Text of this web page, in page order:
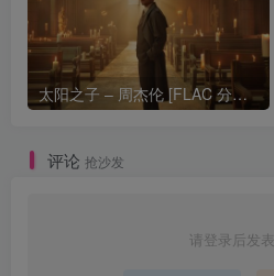
太阳之子 – 周杰伦 [FLAC 分轨 192Khz 24bit]
评论 抢沙发
请登录后发